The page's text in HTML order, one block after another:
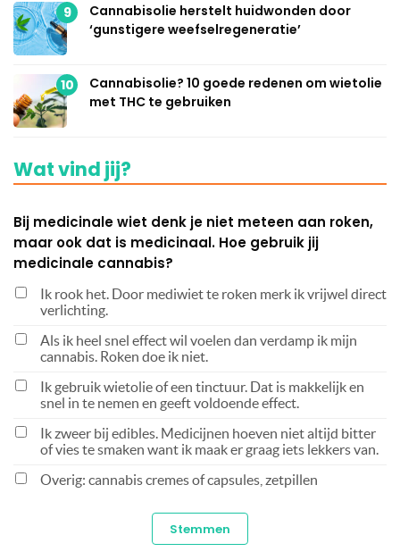
9
Cannabisolie herstelt huidwonden door
‘gunstigere weefselregeneratie’
10
Cannabisolie? 10 goede redenen om wietolie
met THC te gebruiken
Wat vind jij?
Bij medicinale wiet denk je niet meteen aan roken,
maar ook dat is medicinaal. Hoe gebruik jij
medicinale cannabis?
Ik rook het. Door mediwiet te roken merk ik vrijwel direct
verlichting.
Als ik heel snel effect wil voelen dan verdamp ik mijn
cannabis. Roken doe ik niet.
Ik gebruik wietolie of een tinctuur. Dat is makkelijk en
snel in te nemen en geeft voldoende effect.
Ik zweer bij edibles. Medicijnen hoeven niet altijd bitter
of vies te smaken want ik maak er graag iets lekkers van.
Overig: cannabis cremes of capsules, zetpillen